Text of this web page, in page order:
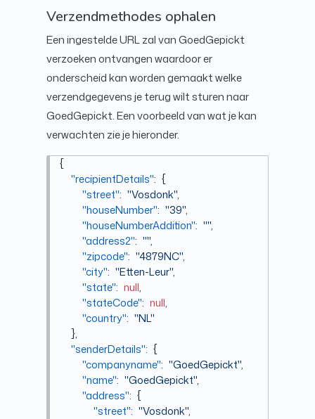
Verzendmethodes ophalen
Een ingestelde URL zal van GoedGepickt
verzoeken ontvangen waardoor er
onderscheid kan worden gemaakt welke
verzendgegevens je terug wilt sturen naar
GoedGepickt. Een voorbeeld van wat je kan
verwachten zie je hieronder.
{
"recipientDetails": {
"street": "Vosdonk",
"houseNumber": "39",
"houseNumberAddition": "",
"address2": "",
"zipcode": "4879NC",
"city": "Etten-Leur",
"state": null,
"stateCode": null,
"country": "NL"
},
"senderDetails": {
"companyname": "GoedGepickt",
"name": "GoedGepickt",
"address": {
"street": "Vosdonk",